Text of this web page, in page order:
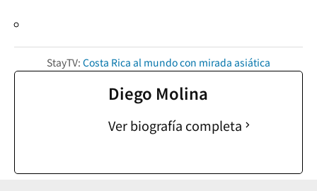
StayTV: Costa Rica al mundo con mirada asiática
Diego Molina
Ver biografía completa